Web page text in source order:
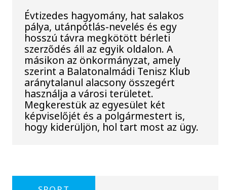
Évtizedes hagyomány, hat salakos
pálya, utánpótlás-nevelés és egy
hosszú távra megkötött bérleti
szerződés áll az egyik oldalon. A
másikon az önkormányzat, amely
szerint a Balatonalmádi Tenisz Klub
aránytalanul alacsony összegért
használja a városi területet.
Megkerestük az egyesület két
képviselőjét és a polgármestert is,
hogy kiderüljön, hol tart most az ügy.